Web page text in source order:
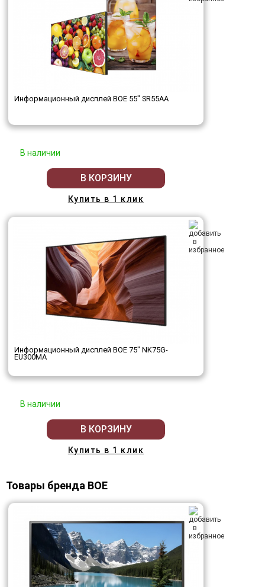
Информационный дисплей BOE 55" SR55AA
В наличии
В КОРЗИНУ
Купить в 1 клик
Информационный дисплей BOE 75" NK75G-
EU300MA
В наличии
В КОРЗИНУ
Купить в 1 клик
Товары бренда BOE